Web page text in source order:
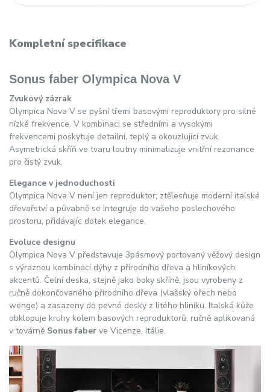
Kompletní specifikace
Sonus faber Olympica Nova V
Zvukový zázrak
Olympica Nova V se pyšní třemi basovými reproduktory pro silné
nízké frekvence. V kombinaci se středními a vysokými
frekvencemi poskytuje detailní, teplý a okouzlující zvuk.
Asymetrická skříň ve tvaru loutny minimalizuje vnitřní rezonance
pro čistý zvuk.
Elegance v jednoduchosti
Olympica Nova V není jen reproduktor; ztělesňuje moderní italské
dřevařství a půvabně se integruje do vašeho poslechového
prostoru, přidávajíc dotek elegance.
Evoluce designu
Olympica Nova V představuje 3pásmový portovaný věžový design
s výraznou kombinací dýhy z přírodního dřeva a hliníkových
akcentů. Čelní deska, stejně jako boky skříně, jsou vyrobeny z
ručně dokončovaného přírodního dřeva (vlašský ořech nebo
wenge) a zasazeny do pevné desky z litého hliníku. Italská kůže
obklopuje kruhy kolem basových reproduktorů, ručně aplikovaná
v továrně Sonus faber ve Vicenze, Itálie.